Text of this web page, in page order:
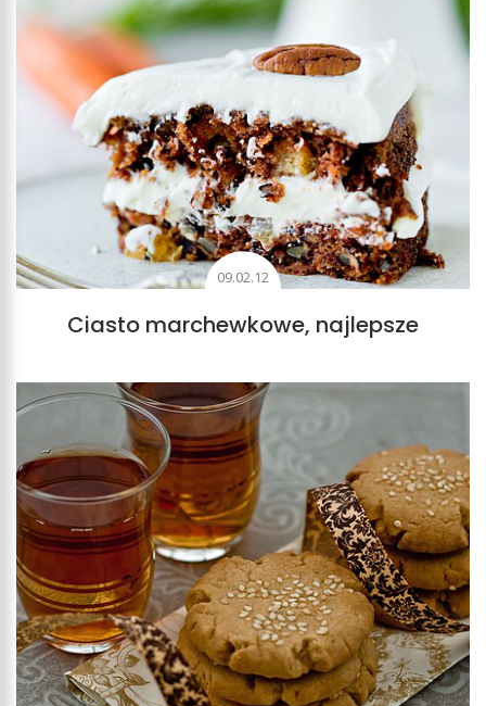
09.02.12
Ciasto marchewkowe, najlepsze